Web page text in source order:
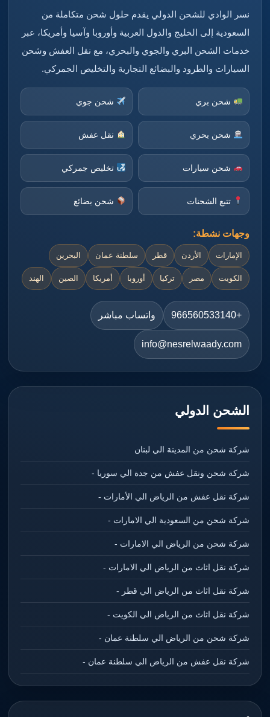
نسر الوادي للشحن الدولي يقدم حلول شحن متكاملة من
السعودية إلى الخليج والدول العربية وأوروبا وآسيا وأمريكا، عبر
خدمات الشحن البري والجوي والبحري، مع نقل العفش وشحن
السيارات والطرود والبضائع التجارية والتخليص الجمركي.
شحن بري شحن جوي
شحن بحري نقل عفش
شحن سيارات تخليص جمركي
تتبع الشحنات شحن بضائع
وجهات نشطة:
الإمارات الأردن قطر سلطنة عمان البحرين
الكويت مصر تركيا أوروبا أمريكا الصين الهند
+966560533140 واتساب مباشر
info@nesrelwaady.com
الشحن الدولي
شركة شحن من المدينة الي لبنان
شركة شحن ونقل عفش من جدة الي سوريا -
شركة نقل عفش من الرياض الي الأمارات -
شركة شحن من السعودية الي الامارات -
شركة شحن من الرياض الي الامارات -
شركة نقل اثاث من الرياض الي الامارات -
شركة نقل اثاث من الرياض الي قطر -
شركة نقل اثاث من الرياض الي الكويت -
شركة شحن من الرياض الي سلطنة عمان -
شركة نقل عفش من الرياض الي سلطنة عمان -